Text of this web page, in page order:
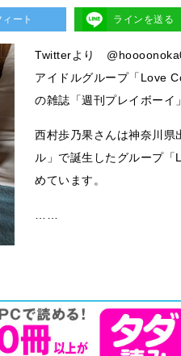
ィート ラインを送る
Twitterより
アイドルグループ「Love
の雑誌「週刊プレイボーイ
西村歩乃果さんは神奈川県
ル」で誕生したグループ
めています。